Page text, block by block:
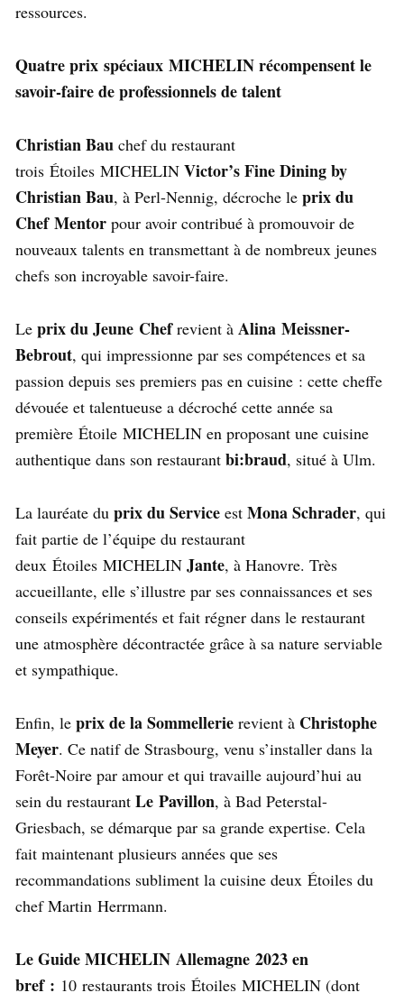
ressources.
Quatre prix spéciaux MICHELIN récompensent le
savoir-faire de professionnels de talent
Christian Bau chef du restaurant
trois Étoiles MICHELIN Victor’s Fine Dining by
Christian Bau, à Perl-Nennig, décroche le prix du
Chef Mentor pour avoir contribué à promouvoir de
nouveaux talents en transmettant à de nombreux jeunes
chefs son incroyable savoir-faire.
Le prix du Jeune Chefrevient à Alina Meissner-
Bebrout, qui impressionne par ses compétences et sa
passion depuis ses premiers pas en cuisine : cette cheffe
dévouée et talentueuse a décroché cette année sa
première Étoile MICHELIN en proposant une cuisine
authentique dans son restaurant bi:braud, situé à Ulm.
La lauréate du prix duService est Mona Schrader, qui
fait partie de l’équipe du restaurant
deux Étoiles MICHELIN Jante, à Hanovre. Très
accueillante, elle s’illustre par ses connaissances et ses
conseils expérimentés et fait régner dans le restaurant
une atmosphère décontractée grâce à sa nature serviable
et sympathique.
Enfin, le prix de la Sommellerie revient à Christophe
Meyer. Ce natif de Strasbourg, venu s’installer dans la
Forêt-Noire par amour et qui travaille aujourd’hui au
sein du restaurant Le Pavillon, à Bad Peterstal-
Griesbach, se démarque par sa grande expertise. Cela
fait maintenant plusieurs années que ses
recommandations subliment la cuisine deux Étoiles du
chef Martin Herrmann.
Le Guide MICHELIN Allemagne 2023 en
bref : 10 restaurants trois Étoiles MICHELIN (dont